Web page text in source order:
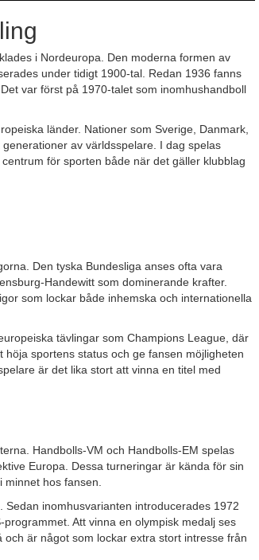
i Nordeuropa. Den moderna formen av
under tidigt 1900-tal. Redan 1936 fanns
var först på 1970-talet som inomhushandboll
länder. Nationer som Sverige, Danmark,
av världsspelare. I dag spelas
för sporten både när det gäller klubblag
Den tyska Bundesliga anses ofta vara
Handewitt som dominerande krafter.
som lockar både inhemska och internationella
tävlingar som Champions League, där
sportens status och ge fansen möjligheten
är det lika stort att vinna en titel med
Handbolls-VM och Handbolls-EM spelas
Europa. Dessa turneringar är kända för sin
minnet hos fansen.
inomhusvarianten introducerades 1972
Att vinna en olympisk medalj ses
är något som lockar extra stort intresse från